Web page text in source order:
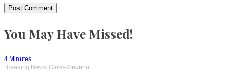
You May Have Missed!
4 Minutes
Breaking News Careș-Severin